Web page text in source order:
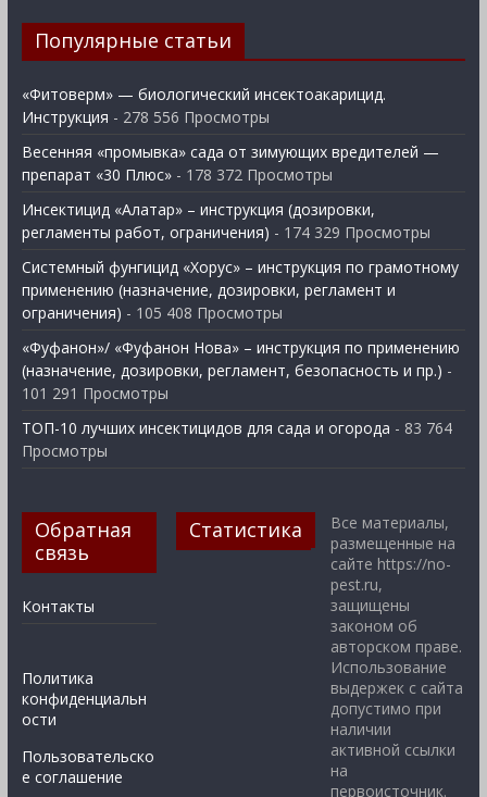
Популярные статьи
«Фитоверм» — биологический инсектоакарицид.
Инструкция - 278 556 Просмотры
Весенняя «промывка» сада от зимующих вредителей —
препарат «30 Плюс»- 178 372 Просмотры
Инсектицид «Алатар» – инструкция (дозировки,
регламенты работ, ограничения) - 174 329 Просмотры
Системный фунгицид «Хорус» – инструкция по грамотному
применению (назначение, дозировки, регламент и
ограничения) - 105 408 Просмотры
«Фуфанон»/ «Фуфанон Нова» – инструкция по применению
(назначение, дозировки, регламент, безопасность и пр.) -
101 291 Просмотры
ТОП-10 лучших инсектицидов для сада и огорода - 83 764
Просмотры
Обратная
связь
Контакты
Политика
конфиденциальн
ости
Пользовательско
е соглашение
Статистика
Все материалы,
размещенные на
сайте https://no-
pest.ru,
защищены
законом об
авторском праве.
Использование
выдержек с сайта
допустимо при
наличии
активной ссылки
на
первоисточник.